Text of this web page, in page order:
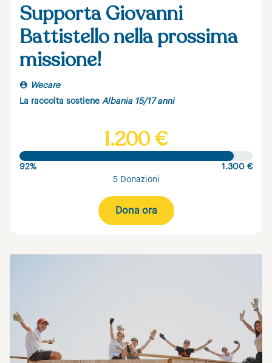
Supporta Giovanni
Battistello nella prossima
missione!
Wecare
La raccolta sostiene Albania 15/17 anni
1.200 €
92%
1.300 €
5 Donazioni
Dona ora